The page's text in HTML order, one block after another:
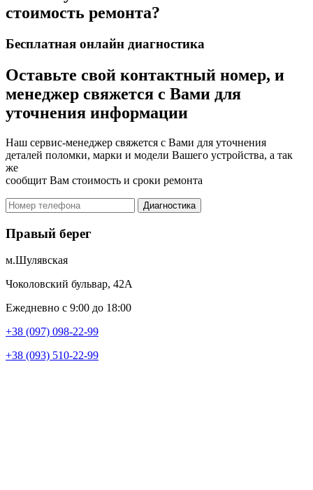
стоимость ремонта?
Бесплатная онлайн диагностика
Оставьте свой контактный номер, и
менеджер свяжется с Вами для
уточнения информации
Наш сервис-менеджер свяжется с Вами для уточнения
деталей поломки, марки и модели Вашего устройства, а так
же
сообщит Вам стоимость и сроки ремонта
Диагностика
Правый берег
м.Шулявская
Чоколовский бульвар, 42А
Ежедневно с 9:00 до 18:00
+38 (097) 098-22-99
+38 (093) 510-22-99